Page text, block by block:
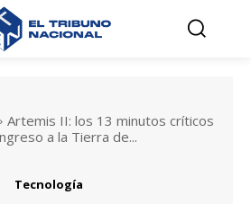
Artemis II: los 13 minutos críticos
a la Tierra de...
Tecnología